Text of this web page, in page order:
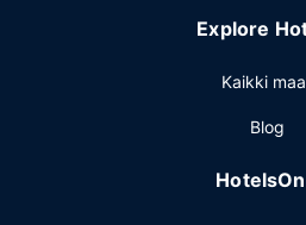
Käytössäsi on ilmainen kiinteä
uloskirjautuminen. Palveluihin
Explore
Kaikki
Blog